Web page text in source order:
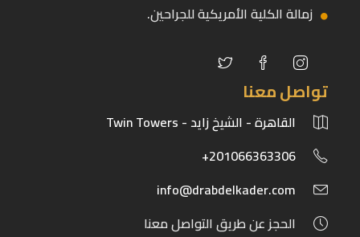
زمالة الكلية الأمريكية للجراحين.
تواصل معنا
القاهرة - الشيخ زايد - Twin Towers
201066363306+
info@drabdelkader.com
الحجز عن طريق التواصل معنا